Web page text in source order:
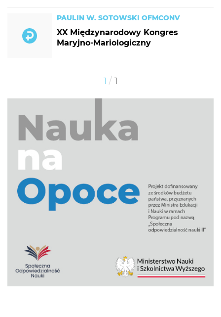
PAULIN W. SOTOWSKI OFMCONV
XX Międzynarodowy Kongres
Maryjno-Mariologiczny
1 / 1